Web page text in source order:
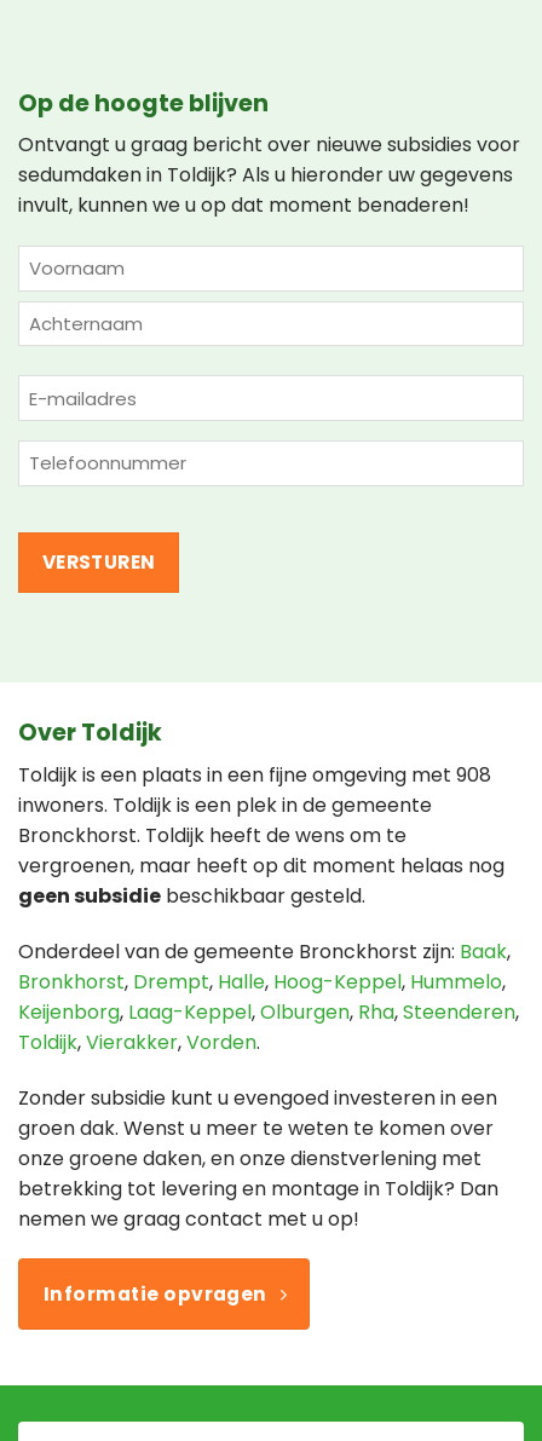
Op de hoogte blijven
Ontvangt u graag bericht over nieuwe subsidies voor
sedumdaken in Toldijk? Als u hieronder uw gegevens
invult, kunnen we u op dat moment benaderen!
NAAM
(VEREIST)
Voornaam
E-
mailadres
(Vereist)
Telefoon
(Vereist)
Over Toldijk
Toldijk is een plaats in een fijne omgeving met 908
inwoners. Toldijk is een plek in de gemeente
Bronckhorst. Toldijk heeft de wens om te
vergroenen, maar heeft op dit moment helaas nog
geen subsidie beschikbaar gesteld.
Onderdeel van de gemeente Bronckhorst zijn: Baak,
Bronkhorst, Drempt, Halle, Hoog-Keppel, Hummelo,
Keijenborg, Laag-Keppel,Olburgen, Rha,Steenderen,
Toldijk,Vierakker,Vorden.
Zonder subsidie kunt u evengoed investeren in een
groen dak. Wenst u meer te weten te komen over
onze groene daken, en onze dienstverlening met
betrekking tot levering en montage in Toldijk? Dan
nemen we graag contact met u op!
Informatie opvragen